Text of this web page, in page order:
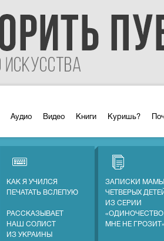
Аудио Видео Книги Куришь?
КАК Я УЧИЛСЯ
ПЕЧАТАТЬ ВСЛЕПУЮ
РАССКАЗЫВАЕТ
НАШ СОЛИСТ
ИЗ УКРАИНЫ
ЗАПИСКИ МАМЫ
ЧЕТВЕРЫХ
ИЗ СЕРИИ
«ОДИНОЧЕСТВО
МНЕ НЕ ГРОЗИТ»